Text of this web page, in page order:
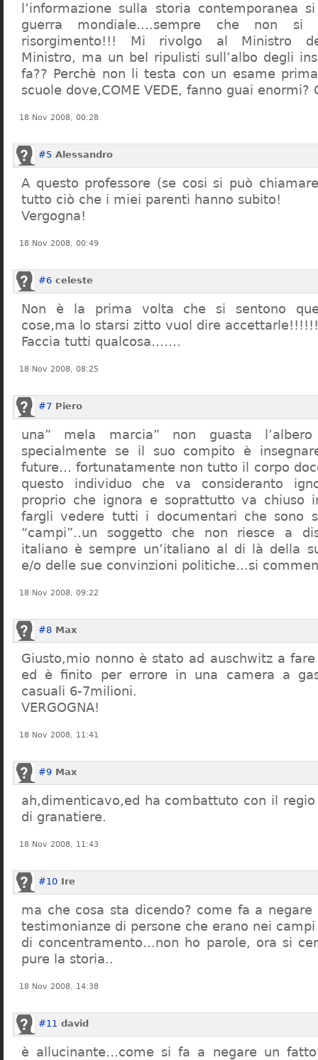
l’informazione sulla storia contemporanea
guerra mondiale….sempre che non
risorgimento!!! Mi rivolgo al Ministro
Ministro, ma un bel ripulisti sull’albo degli
fa?? Perchè non li testa con un esame
scuole dove,COME VEDE, fanno guai enormi?
18 Nov 2008, 00:28
#5 Alessandro
A questo professore (se cosi si può
tutto ciò che i miei parenti hanno subito!
Vergogna!
18 Nov 2008, 00:49
#6 celeste
Non è la prima volta che si sentono
cose,ma lo starsi zitto vuol dire accettarle!!!!!!
Faccia tutti qualcosa…….
18 Nov 2008, 08:25
#7 Piero
una” mela marcia” non guasta
specialmente se il suo compito è
future… fortunatamente non tutto il corpo
questo individuo che va consideranto
proprio che ignora e soprattutto va chiuso
fargli vedere tutti i documentari che sono
“campi”..un soggetto che non riesce a
italiano è sempre un’italiano al di là della
e/o delle sue convinzioni politiche…si
18 Nov 2008, 09:22
#8 Max
Giusto,mio nonno è stato ad auschwitz a
ed è finito per errore in una camera a
casuali 6-7milioni.
VERGOGNA!
18 Nov 2008, 11:41
#9 Max
ah,dimenticavo,ed ha combattuto con il
di granatiere.
18 Nov 2008, 11:43
#10 Ire
ma che cosa sta dicendo? come fa a
testimonianze di persone che erano nei campi
di concentramento…non ho parole, ora si
pure la storia..
18 Nov 2008, 14:38
#11 david
è allucinante…come si fa a negare un